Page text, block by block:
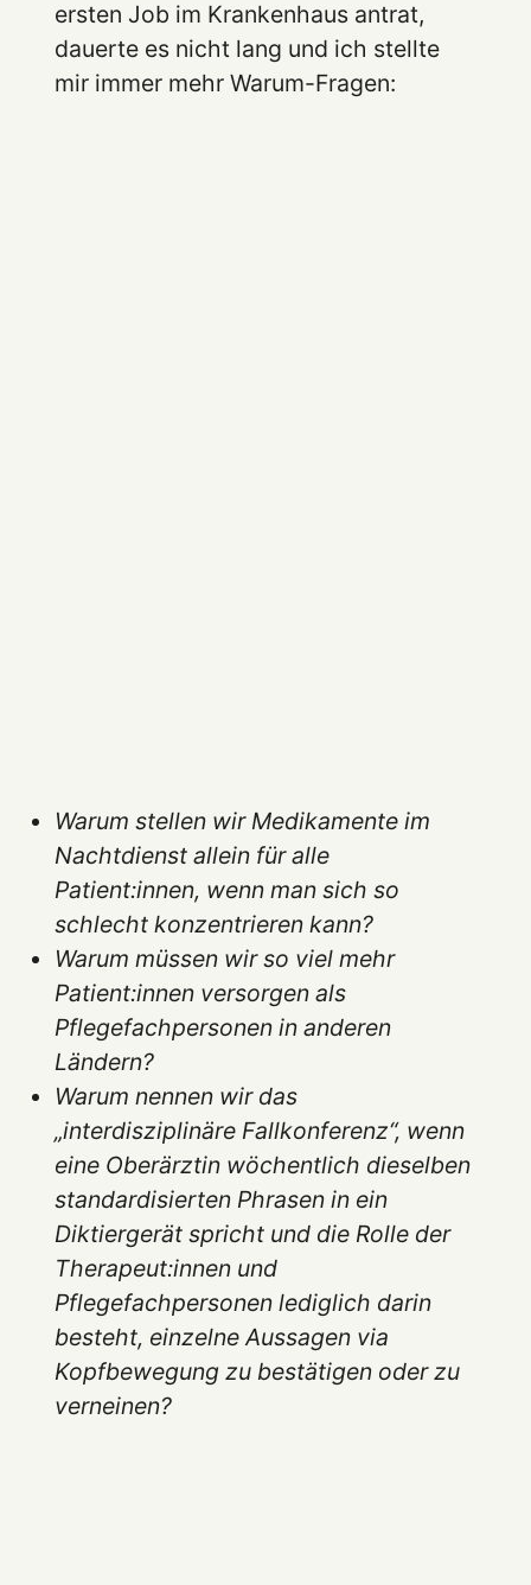
ersten Job im Krankenhaus antrat,
dauerte es nicht lang und ich stellte
mir immer mehr Warum-Fragen:
Warum stellen wir Medikamente im
Nachtdienst allein für alle
Patient:innen, wenn man sich so
schlecht konzentrieren kann?
Warum müssen wir so viel mehr
Patient:innen versorgen als
Pflegefachpersonen in anderen
Ländern?
Warum nennen wir das
„interdisziplinäre Fallkonferenz“, wenn
eine Oberärztin wöchentlich dieselben
standardisierten Phrasen in ein
Diktiergerät spricht und die Rolle der
Therapeut:innen und
Pflegefachpersonen lediglich darin
besteht, einzelne Aussagen via
Kopfbewegung zu bestätigen oder zu
verneinen?